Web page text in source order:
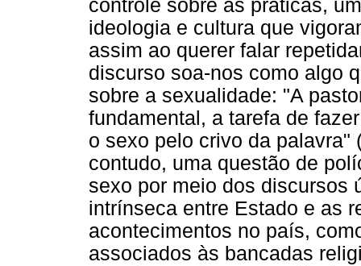
controle sobre as práticas,
ideologia e cultura que
assim ao querer falar
discurso soa-nos como algo
sobre a sexualidade: "A
fundamental, a tarefa de
o sexo pelo crivo da palavra"
contudo, uma questão de
sexo por meio dos discursos
intrínseca entre Estado e as
acontecimentos no país,
associados às bancadas